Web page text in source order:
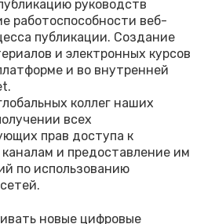
руководств
работоспособности веб-
публикации. Создание
и электронных курсов
и во внутренней
коллег наших
всех
прав доступа к
и предоставление им
по использованию
новые цифровые